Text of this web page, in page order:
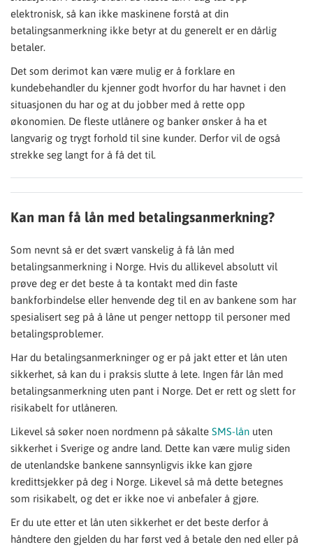
elektronisk, så kan ikke maskinene forstå at din
betalingsanmerkning ikke betyr at du generelt er en dårlig
betaler.
Det som derimot kan være mulig er å forklare en
kundebehandler du kjenner godt hvorfor du har havnet i den
situasjonen du har og at du jobber med å rette opp
økonomien. De fleste utlånere og banker ønsker å ha et
langvarig og trygt forhold til sine kunder. Derfor vil de også
strekke seg langt for å få det til.
Kan man få lån med betalingsanmerkning?
Som nevnt så er det svært vanskelig å få lån med
betalingsanmerkning i Norge. Hvis du allikevel absolutt vil
prøve deg er det beste å ta kontakt med din faste
bankforbindelse eller henvende deg til en av bankene som har
spesialisert seg på å låne ut penger nettopp til personer med
betalingsproblemer.
Har du betalingsanmerkninger og er på jakt etter et lån uten
sikkerhet, så kan du i praksis slutte å lete. Ingen får lån med
betalingsanmerkning uten pant i Norge. Det er rett og slett for
risikabelt for utlåneren.
Likevel så søker noen nordmenn på såkalte SMS-lån uten
sikkerhet i Sverige og andre land. Dette kan være mulig siden
de utenlandske bankene sannsynligvis ikke kan gjøre
kredittsjekker på deg i Norge. Likevel så må dette betegnes
som risikabelt, og det er ikke noe vi anbefaler å gjøre.
Er du ute etter et lån uten sikkerhet er det beste derfor å
håndtere den gjelden du har først ved å betale den ned eller på